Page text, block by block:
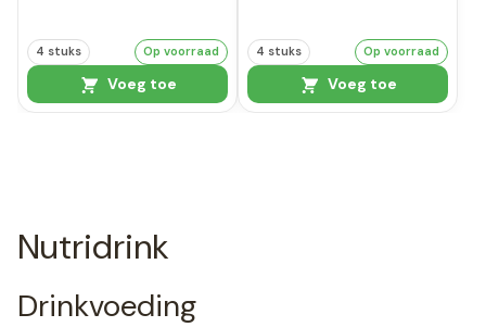
4 stuks Op voorraad
Voeg toe
4 stuks Op voorraad
Voeg toe
Nutridrink
Drinkvoeding